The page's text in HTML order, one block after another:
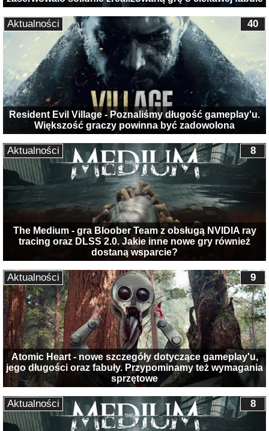
Resident Evil Village - Poznaliśmy długość gameplay'u.
Większość graczy powinna być zadowolona
40
Aktualności
The Medium - gra Bloober Team z obsługą NVIDIA ray
tracing oraz DLSS 2.0. Jakie inne nowe gry również
dostaną wsparcie?
8
Aktualności
Atomic Heart - nowe szczegóły dotyczące gameplay'u,
jego długości oraz fabuły. Przypominamy też wymagania
sprzętowe
9
Aktualności
8
Aktualności